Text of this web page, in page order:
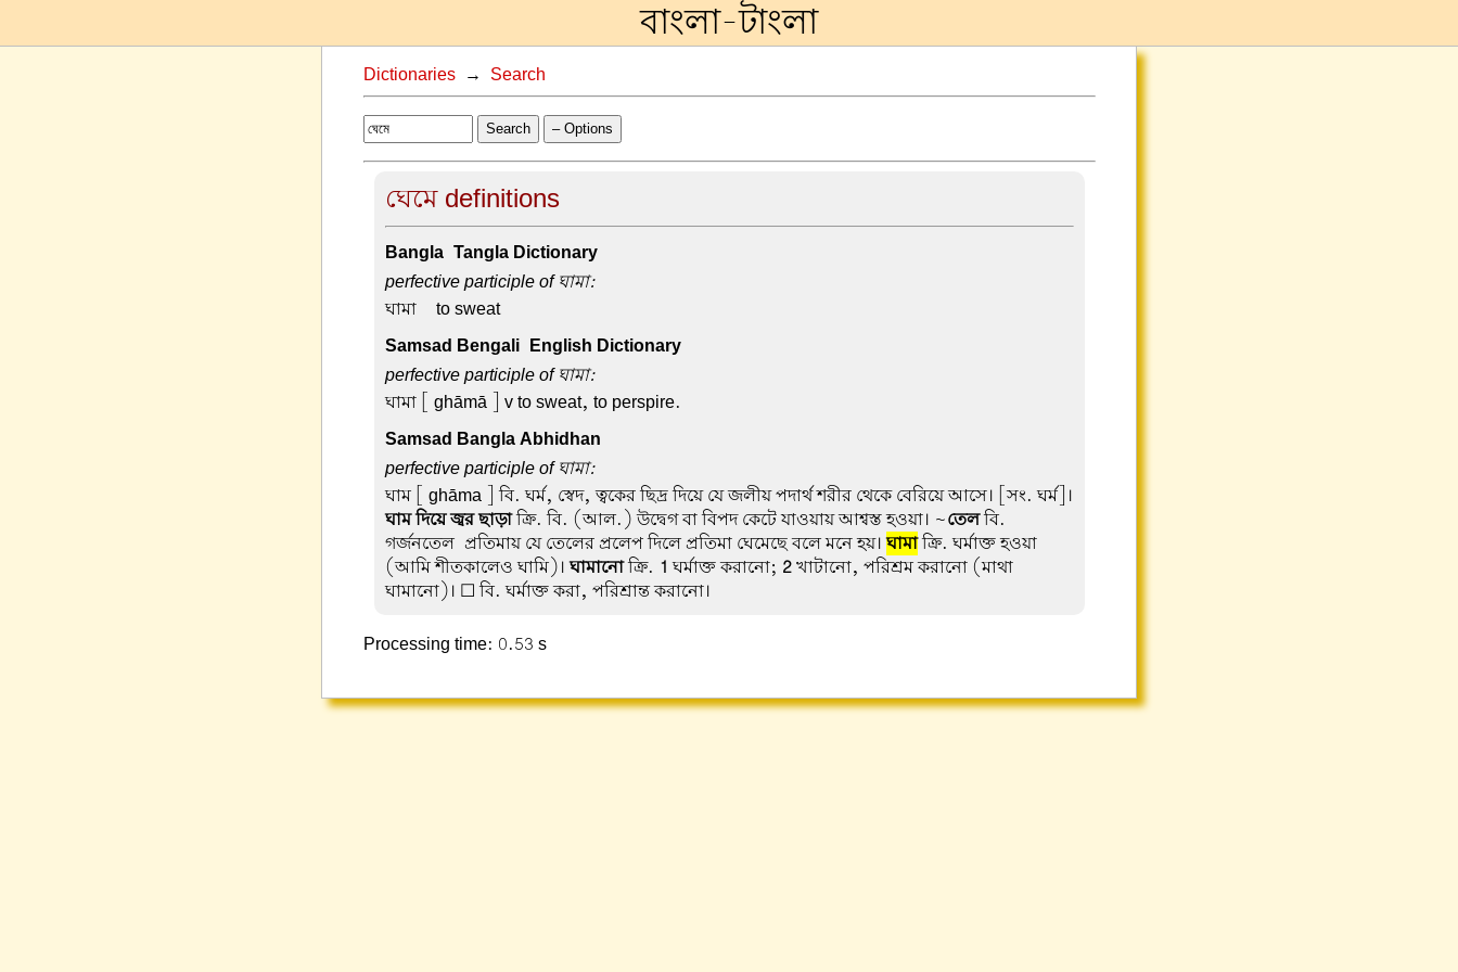
বাংলা-টাংলা
Dictionaries→ Search
Search – Options
ঘেমে definitions
Bangla-Tangla Dictionary
perfective participle of ঘামা:
ঘামা – to sweat
Samsad Bengali-English Dictionary
perfective participle of ঘামা:
ঘামা[ ghāmā ] v to sweat, to perspire.
Samsad Bangla Abhidhan
perfective participle of ঘামা:
ঘাম[ ghāma ] বি. ঘর্ম, স্বেদ, ত্বকের ছিদ্র দিয়ে যে জলীয় পদার্থ শরীর থেকে বেরিয়ে আসে। [সং. ঘর্ম]।
ঘাম দিয়ে জ্বর ছাড়াক্রি. বি. (আল.) উদ্বেগ বা বিপদ কেটে যাওয়ায় আশ্বস্ত হওয়া। ~তেলবি.
গর্জনতেল-প্রতিমায় যে তেলের প্রলেপ দিলে প্রতিমা ঘেমেছে বলে মনে হয়।ঘামাক্রি. ঘর্মাক্ত হওয়া
(আমি শীতকালেও ঘামি)।ঘামানোক্রি. 1 ঘর্মাক্ত করানো; 2খাটানো, পরিশ্রম করানো (মাথা
ঘামানো)। ☐ বি. ঘর্মাক্ত করা, পরিশ্রান্ত করানো।
Processing time: 0.53 s